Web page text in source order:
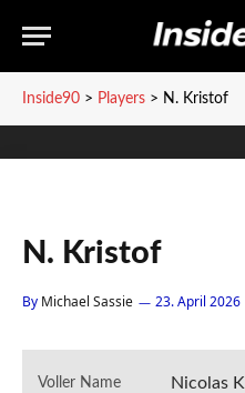
Inside90 > Players > N. Kristof
N. Kristof
By Michael Sassie 23. April 2026
Voller Name Nicolas